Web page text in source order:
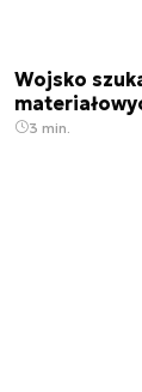
Wojsko
3 min.